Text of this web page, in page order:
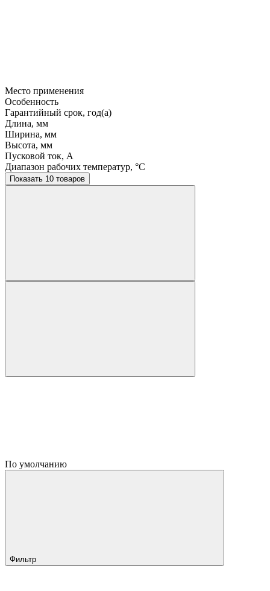
Место применения
Особенность
Гарантийный срок, год(а)
Длина, мм
Ширина, мм
Высота, мм
Пусковой ток, A
Диапазон рабочих температур, °C
Показать 10 товаров
По умолчанию
Фильтр